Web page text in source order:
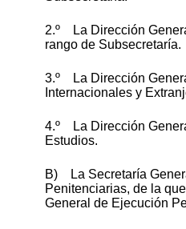
2.º La Dirección
rango de Subsecretaría.
3.º La Dirección
Internacionales y
4.º La Dirección
Estudios.
B) La Secretaría
Penitenciarias, de la
General de Ejecución